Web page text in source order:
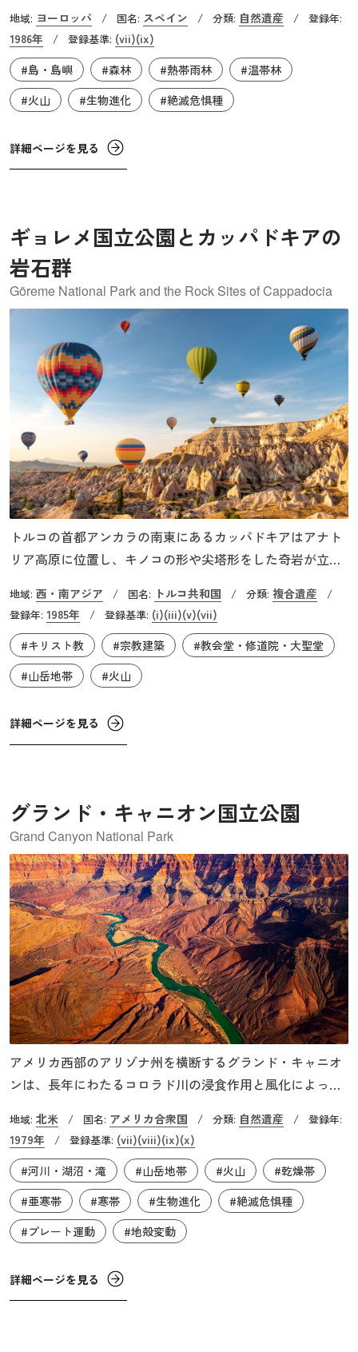
後の補給を行った島としても知られています。火山島であ
るゴメラ島中央部に位置するガラホナイ国立公園では、湿
潤な海風によって発生する霧により、約6,500万～200万年
前の太古の環境が色濃く保たれ続けています。第三紀にヨ
ーロッパと北アフリカの大部分を占めていた熱帯雨林と暖
温帯林の名残を残す森林をもつガラホナイ国立公園、そこ
地域: ヨーロッパ / 国名: スペイン / 分類: 自然遺産 / 登録年:
1986年 / 登録基準: (vii)(ix)
#島・島嶼
#森林 #熱帯雨林
#温帯林
#火山
#生物進化 #絶滅危惧種
詳細ページを見る
ギョレメ国立公園とカッパドキアの
岩石群
Göreme National Park and the Rock Sites of Cappadocia
トルコの首都アンカラの南東にあるカッパドキアはアナト
リア高原に位置し、キノコの形や尖塔形をした奇岩が立ち
エルジェス山とハッサン山という3,000m級の山が約300万
年前に起こした大噴火で、一帯が火山灰や溶岩に覆われま
した。それが長い年月を経て積み重ねられ、火山灰の層は
凝灰岩に、溶岩は玄武岩となりました。もろさのある凝灰
岩の層は雨風の浸食を受けて奇岩となり、削りやすさを生
かし、住居や聖堂、修道院などがつくられました。
地域: 西・南アジア / 国名: トルコ共和国 / 分類: 複合遺産
/
登録年: 1985年 / 登録基準: (i)(iii)(v)(vii)
#キリスト教
#宗教建築
#教会堂・修道院・大聖堂
#山岳地帯
#火山
詳細ページを見る
グランド・キャニオン国立公園
Grand Canyon National Park
アメリカ西部のアリゾナ州を横断するグランド・キャニオ
ンは、長年にわたるコロラド川の浸食作用と風化によって
445km、深さは約1,500ｍ、幅は500ｍから30kmにも及び、
600万年にわたる地質活動の痕跡を現在に伝えています。こ
の一帯の土地は、約6,500万年前に発生した地殻変動による
造山活動によって隆起し、その結果としてコロラド高原が
形成されました。約1,000万年前からは、軟らかい堆積層が
コロラド川の浸食により削られ、約120万年前には現在の姿
がコロラド川の浸食速度よりも遅かったため、川の流れが
地域: 北米 / 国名: アメリカ合衆国 / 分類: 自然遺産 / 登録年:
1979年 / 登録基準: (vii)(viii)(ix)(x)
#河川・湖沼・滝
#山岳地帯 #火山
#乾燥帯
#亜寒帯
#寒帯 #生物進化
#絶滅危惧種
#プレート運動
#地殻変動
詳細ページを見る